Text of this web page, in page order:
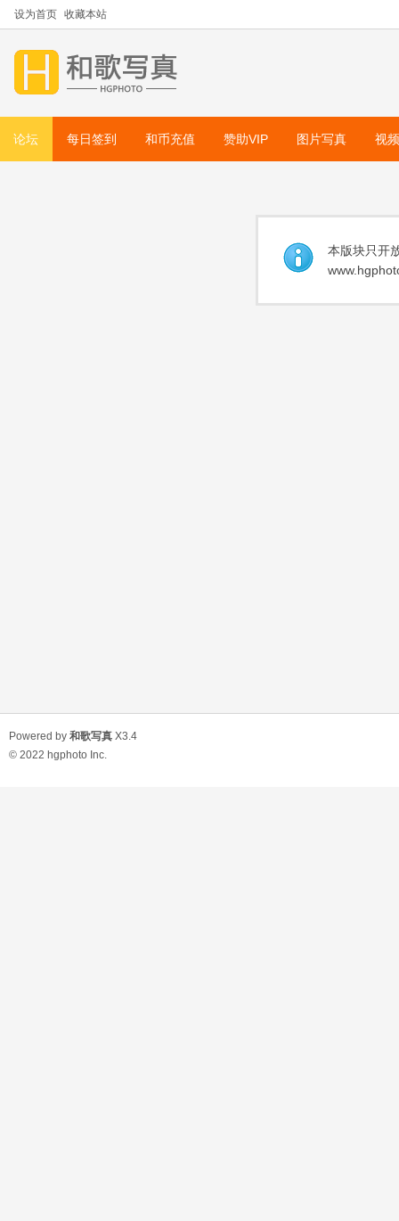
设为首页 收藏本站
论坛 每日签到 和币充值 赞助VIP 图片写真 视
本版块只开
Powered by 和歌写真 X3.4
© 2022 hgphoto Inc.